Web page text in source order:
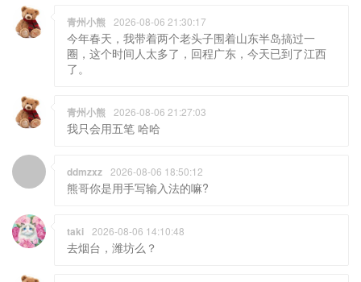
青州小熊 2026-08-06 21:30:17
今年春天，我带着两个老头子围着山东半岛搞过一
圈，这个时间人太多了，回程广东，今天已到了江西
了。
青州小熊 2026-08-06 21:27:03
我只会用五笔 哈哈
ddmzxz 2026-08-06 18:50:12
熊哥你是用手写输入法的嘛?
taki 2026-08-06 14:10:48
去烟台，潍坊么？